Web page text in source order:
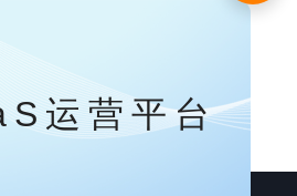
运营平台